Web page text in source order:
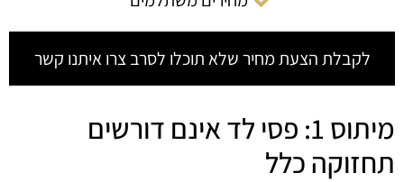
לקבלת הצעת מחיר שלא תוכלו לסרב צרו איתנו קשר
מיתוס 1: פסי לד אינם דורשים
תחזוקה כלל